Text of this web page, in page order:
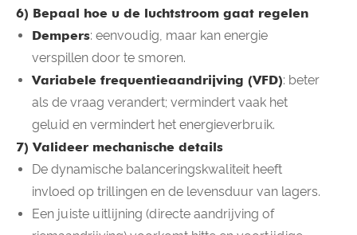
6) Bepaal hoe u de luchtstroom gaat regelen
Dempers: eenvoudig, maar kan energie
verspillen door te smoren.
Variabele frequentieaandrijving (VFD): beter
als de vraag verandert; vermindert vaak het
geluid en vermindert het energieverbruik.
7) Valideer mechanische details
De dynamische balanceringskwaliteit heeft
invloed op trillingen en de levensduur van lagers.
Een juiste uitlijning (directe aandrijving of